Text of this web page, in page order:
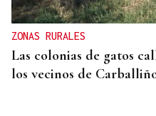
ZONAS RURALES
Las colonias de gatos
los vecinos de